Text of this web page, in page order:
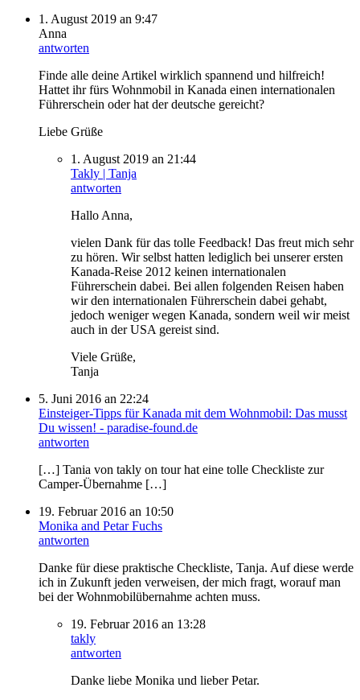
1. August 2019 an 9:47
Anna
antworten
Finde alle deine Artikel wirklich spannend und hilfreich!
Hattet ihr fürs Wohnmobil in Kanada einen internationalen
Führerschein oder hat der deutsche gereicht?
Liebe Grüße
1. August 2019 an 21:44
Takly | Tanja
antworten
Hallo Anna,
vielen Dank für das tolle Feedback! Das freut mich sehr
zu hören. Wir selbst hatten lediglich bei unserer ersten
Kanada-Reise 2012 keinen internationalen
Führerschein dabei. Bei allen folgenden Reisen haben
wir den internationalen Führerschein dabei gehabt,
jedoch weniger wegen Kanada, sondern weil wir meist
auch in der USA gereist sind.
Viele Grüße,
Tanja
5. Juni 2016 an 22:24
Einsteiger-Tipps für Kanada mit dem Wohnmobil: Das musst
Du wissen! - paradise-found.de
antworten
[…] Tania von takly on tour hat eine tolle Checkliste zur
Camper-Übernahme […]
19. Februar 2016 an 10:50
Monika and Petar Fuchs
antworten
Danke für diese praktische Checkliste, Tanja. Auf diese werde
ich in Zukunft jeden verweisen, der mich fragt, worauf man
bei der Wohnmobilübernahme achten muss.
19. Februar 2016 an 13:28
takly
antworten
Danke liebe Monika und lieber Petar.